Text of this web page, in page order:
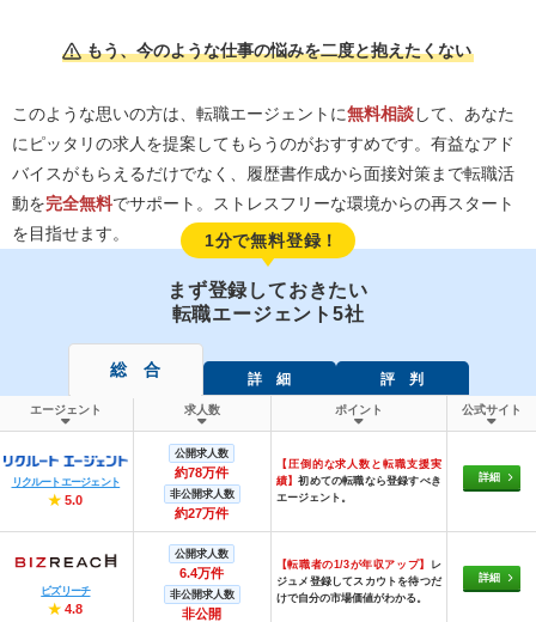
もう、今のような仕事の悩みを二度と抱えたくない
このような思いの方は、転職エージェントに無料相談して、あなた
にピッタリの求人を提案してもらうのがおすすめです。有益なアド
バイスがもらえるだけでなく、履歴書作成から面接対策まで転職活
動を完全無料でサポート。ストレスフリーな環境からの再スタート
を目指せます。
1分で無料登録！
まず登録しておきたい
転職エージェント5社
総 合 詳 細 評 判
エージェント 求人数 ポイント 公式サイト
リクルートエージェント
★ 5.0
公開求人数
約78万件
非公開求人数
約27万件
【圧倒的な求人数と転職支援実
績】初めての転職なら登録すべき
エージェント。
詳細
ビズリーチ
★ 4.8
公開求人数
6.4万件
非公開求人数
非公開
【転職者の1/3が年収アップ】
レ
ジュメ登録してスカウトを待つだ
けで自分の市場価値がわかる。
詳細